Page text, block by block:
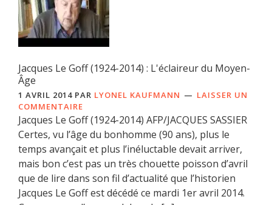
Jacques Le Goff (1924-2014) : L'éclaireur du Moyen-
Âge
1 AVRIL 2014 PAR LYONEL KAUFMANN
LAISSER UN
COMMENTAIRE
Jacques Le Goff (1924-2014) AFP/JACQUES SASSIER
Certes, vu l’âge du bonhomme (90 ans), plus le
temps avançait et plus l’inéluctable devait arriver,
mais bon c’est pas un très chouette poisson d’avril
que de lire dans son fil d’actualité que l’historien
Jacques Le Goff est décédé ce mardi 1er avril 2014.